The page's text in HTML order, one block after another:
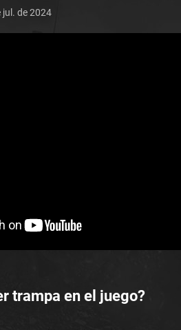
jul. de 2024
trampa en el juego?